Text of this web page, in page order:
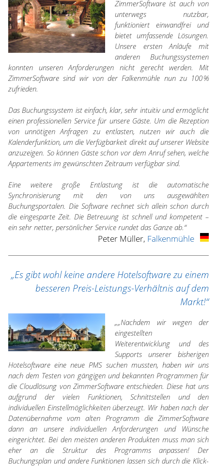
ZimmerSoftware ist auch von
unterwegs nutzbar,
funktioniert einwandfrei und
bietet umfassende Lösungen.
Unsere ersten Anläufe mit
anderen Buchungssystemen
konnten unseren Anforderungen nicht gerecht werden. Mit
ZimmerSoftware sind wir von der Falkenmühle nun zu 100 %
zufrieden.
Das Buchungssystem ist einfach, klar, sehr intuitiv und ermöglicht
einen professionellen Service für unsere Gäste. Um die Rezeption
von unnötigen Anfragen zu entlasten, nutzen wir auch die
Kalenderfunktion, um die Verfügbarkeit direkt auf unserer Website
anzuzeigen. So können Gäste schon vor dem Anruf sehen, welche
Appartements im gewünschten Zeitraum verfügbar sind.
Eine weitere große Entlastung ist die automatische
Synchronisierung mit den von uns ausgewählten
Buchungsportalen. Die Software rechnet sich allein schon durch
die eingesparte Zeit. Die Betreuung ist schnell und kompetent –
ein sehr netter, persönlicher Service rundet das Ganze ab.“
Peter Müller, Falkenmühle
„Es gibt wohl keine andere Hotelsoftware zu einem
besseren Preis-Leistungs-Verhältnis auf dem
Markt!“
„„Nachdem wir wegen der
eingestellten
Weiterentwicklung und des
Supports unserer bisherigen
Hotelsoftware eine neue PMS suchen mussten, haben wir uns
nach dem Testen von gängigen und bekannten Programmen für
die Cloudlösung von ZimmerSoftware entschieden. Diese hat uns
aufgrund der vielen Funktionen, Schnittstellen und den
individuellen Einstellmöglichkeiten überzeugt. Wir haben nach der
Datenübernahme vom alten Programm die ZimmerSoftware
dann an unsere individuellen Anforderungen und Wünsche
eingerichtet. Bei den meisten anderen Produkten muss man sich
eher an die Struktur des Programms anpassen! Der
Buchungsplan und andere Funktionen lassen sich durch die Klick-